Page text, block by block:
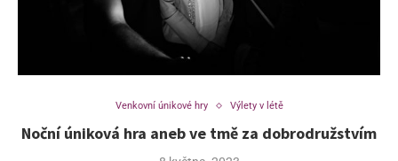
Venkovní únikové hry Výlety v létě
Noční úniková hra aneb ve tmě za dobrodružstvím